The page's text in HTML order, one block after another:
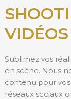
Sublimez vos
en scène. Nous
contenu pour
réseaux sociaux